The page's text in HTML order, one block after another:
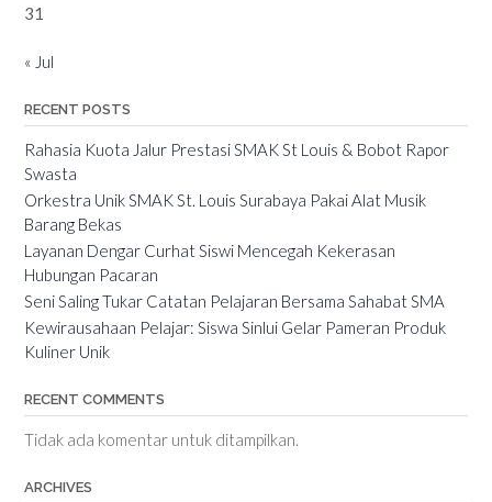
31
« Jul
RECENT POSTS
Rahasia Kuota Jalur Prestasi SMAK St Louis & Bobot Rapor
Swasta
Orkestra Unik SMAK St. Louis Surabaya Pakai Alat Musik
Barang Bekas
Layanan Dengar Curhat Siswi Mencegah Kekerasan
Hubungan Pacaran
Seni Saling Tukar Catatan Pelajaran Bersama Sahabat SMA
Kewirausahaan Pelajar: Siswa Sinlui Gelar Pameran Produk
Kuliner Unik
RECENT COMMENTS
Tidak ada komentar untuk ditampilkan.
ARCHIVES